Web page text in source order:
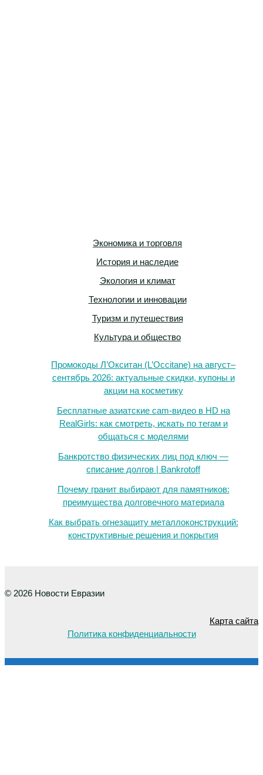
Экономика и торговля
История и наследие
Экология и климат
Технологии и инновации
Туризм и путешествия
Культура и общество
Промокоды Л’Окситан (L’Occitane) на август–
сентябрь 2026: актуальные скидки, купоны и
акции на косметику
Бесплатные азиатские cam-видео в HD на
RealGirls: как смотреть, искать по тегам и
общаться с моделями
Банкротство физических лиц под ключ —
списание долгов | Bankrotoff
Почему гранит выбирают для памятников:
преимущества долговечного материала
Как выбрать огнезащиту металлоконструкций:
конструктивные решения и покрытия
© 2026 Новости Евразии
Карта сайта
Политика конфиденциальности